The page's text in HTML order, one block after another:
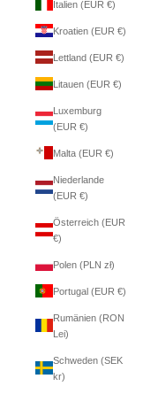
Italien (EUR €)
Kroatien (EUR €)
Lettland (EUR €)
Litauen (EUR €)
Luxemburg
(EUR €)
Malta (EUR €)
Niederlande
(EUR €)
Österreich (EUR
€)
Polen (PLN zł)
Portugal (EUR €)
Rumänien (RON
Lei)
Schweden (SEK
kr)